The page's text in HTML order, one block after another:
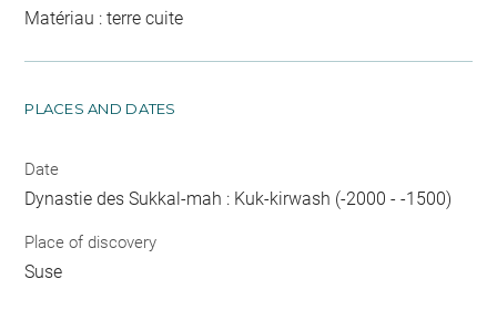
Matériau : terre cuite
PLACES AND DATES
Date
Dynastie des Sukkal-mah : Kuk-kirwash (-2000 - -1500)
Place of discovery
Suse